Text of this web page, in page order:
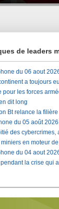
de leaders
du 06 aout
a toujours
les forces
dit long
Bt relance la
du 05 août 2026
des cybercrimes,
en moteur
du 04 aout
la crise qui